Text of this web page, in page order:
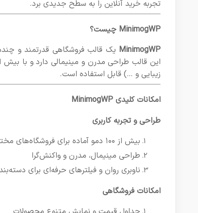
تجربه خرید آنلاین را به سطح جدیدی برد.
MinimogWP چیست؟
MinimogWP
این قالب طراحی مدرن و مینیمالی دارد و با بیش
زیبایی و …) قابل استفاده است.
امکانات کلیدی MinimogWP
طراحی و تجربه کاربری
بیش از ۱۰۰ دمو آماده برای فروشگاه‌های مختلف
طراحی مینیمال، مدرن و واکنش‌گرا
ناوبری روان و فیلترهای حرفه‌ای برای
امکانات فروشگاهی